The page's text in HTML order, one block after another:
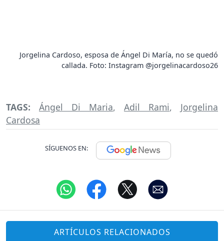
Jorgelina Cardoso, esposa de Ángel Di María, no se quedó
callada. Foto: Instagram @jorgelinacardoso26
TAGS: Ángel Di Maria, Adil Rami, Jorgelina
Cardosa
SÍGUENOS EN:
ARTÍCULOS RELACIONADOS